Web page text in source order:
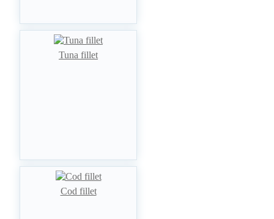
Tuna fillet
Cod fillet